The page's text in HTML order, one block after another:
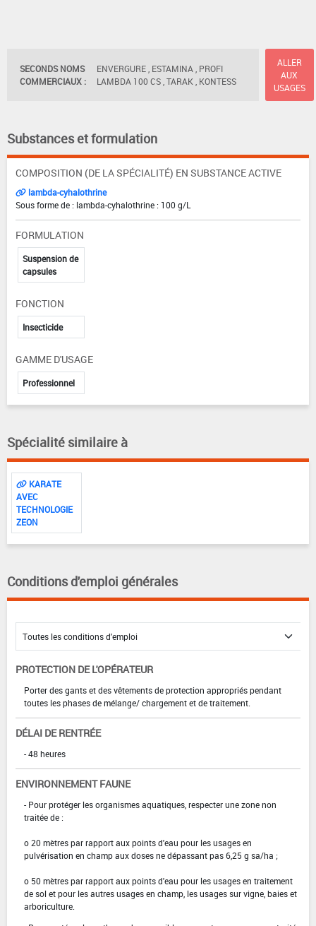
SECONDS NOMS
COMMERCIAUX :
ENVERGURE , ESTAMINA , PROFI
LAMBDA 100 CS , TARAK , KONTESS
ALLER
AUX
USAGES
Substances et formulation
COMPOSITION (DE LA SPÉCIALITÉ) EN SUBSTANCE ACTIVE
lambda-cyhalothrine
Sous forme de : lambda-cyhalothrine : 100 g/L
FORMULATION
Suspension de
capsules
FONCTION
Insecticide
GAMME D'USAGE
Professionnel
Spécialité similaire à
KARATE
AVEC
TECHNOLOGIE
ZEON
Conditions d'emploi générales
PROTECTION DE L'OPÉRATEUR
Porter des gants et des vêtements de protection appropriés pendant
toutes les phases de mélange/ chargement et de traitement.
DÉLAI DE RENTRÉE
- 48 heures
ENVIRONNEMENT FAUNE
- Pour protéger les organismes aquatiques, respecter une zone non
traitée de :
o 20 mètres par rapport aux points d'eau pour les usages en
pulvérisation en champ aux doses ne dépassant pas 6,25 g sa/ha ;
o 50 mètres par rapport aux points d'eau pour les usages en traitement
de sol et pour les autres usages en champ, les usages sur vigne, baies et
arboriculture.